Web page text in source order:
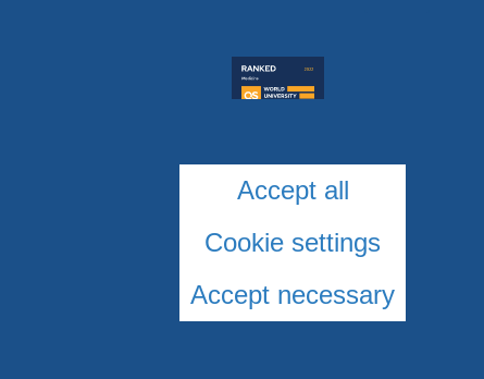
Accept all
Cookie settings
Accept necessary